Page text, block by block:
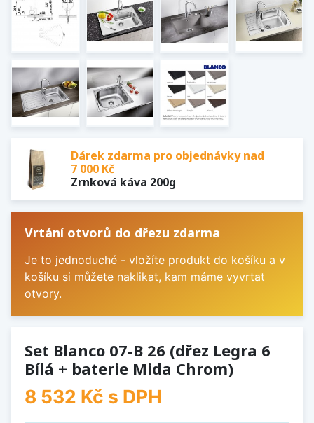
Dárek zdarma pro objednávky nad
7 000 Kč
Zrnková káva 200g
Vrtání otvorů do dřezu zdarma
Je to jednoduché - vložíte produkt do košíku a v
košíku si můžete naklikat, kam máme vyvrtat
otvory.
Set Blanco 07-B 26 (dřez Legra 6
Bílá + baterie Mida Chrom)
8 532 Kč s DPH